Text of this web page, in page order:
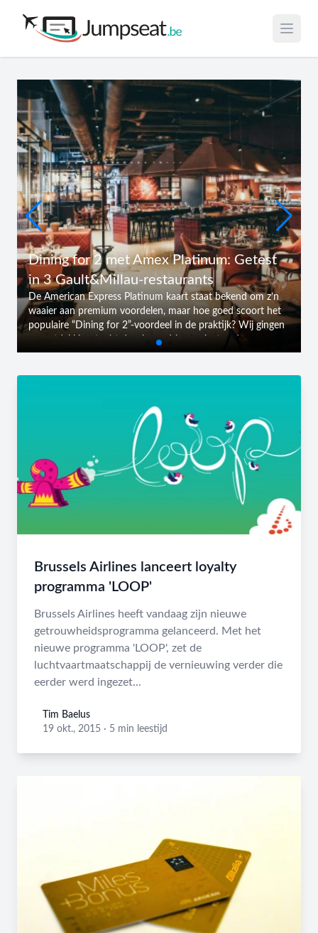
Open
Dining for 2 met Amex Platinum: Getest
in 3 Gault&Millau-restaurants
De American Express Platinum kaart staat bekend om z’n
waaier aan premium voordelen, maar hoe goed scoort het
populaire “Dining for 2”-voordeel in de praktijk? Wij gingen
op ontdekkingstocht doorheen drie geselecteerde
restaurants in Vlaanderen - Cavalieri (Mortsel), Wilford T
Brussels Airlines lanceert loyalty
programma 'LOOP'
Brussels Airlines heeft vandaag zijn nieuwe
getrouwheidsprogramma gelanceerd. Met het
nieuwe programma 'LOOP', zet de
luchtvaartmaatschappij de vernieuwing verder die
eerder werd ingezet...
Tim Baelus
Tim Baelus
19 okt., 2015 · 5 min leestijd